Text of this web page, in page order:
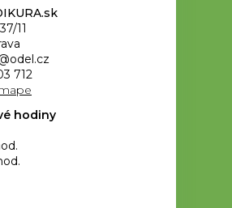
11
712
hodiny